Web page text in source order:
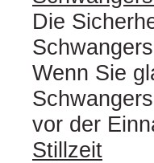
Die
Wenn Sie
vor der
Stillzeit